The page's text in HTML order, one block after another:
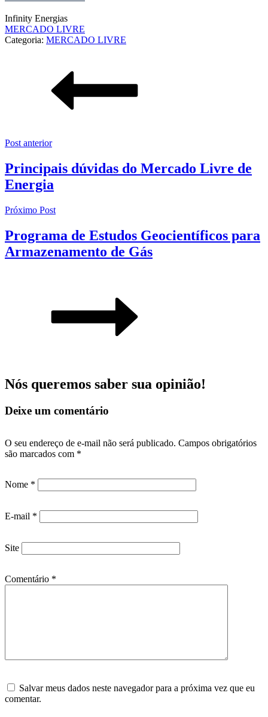
Infinity Energias
MERCADO LIVRE
Categoria: MERCADO LIVRE
Post anterior
Principais dúvidas do Mercado Livre de
Energia
Próximo Post
Programa de Estudos Geocientíficos para
Armazenamento de Gás
Nós queremos saber sua opinião!
Deixe um comentário
O seu endereço de e-mail não será publicado. Campos obrigatórios
são marcados com *
Comentário *
Nome *
E-mail *
Site
Salvar meus dados neste navegador para a próxima vez que eu
comentar.